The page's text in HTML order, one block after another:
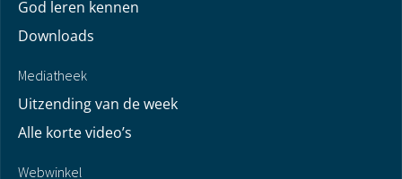
God leren kennen
Downloads
Mediatheek
Uitzending van de week
Alle korte video’s
Webwinkel